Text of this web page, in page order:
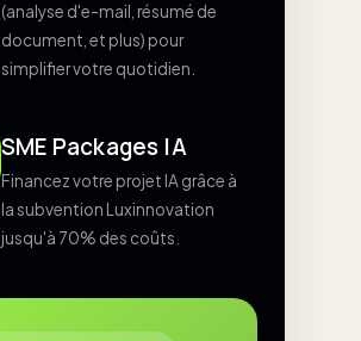
(analyse d'e-mail, résumé de
document, et plus) pour
simplifier votre quotidien.
SME Packages IA
Financez votre projet IA grâce à
la subvention Luxinnovation
jusqu'à 70% des coûts.